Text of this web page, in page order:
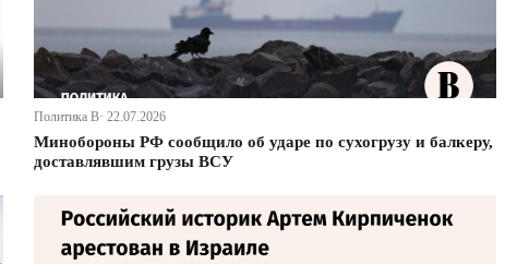
Политика В· 22.07.2026
Минобороны РФ сообщило об ударе по сухогрузу и балкеру,
доставлявшим грузы ВСУ